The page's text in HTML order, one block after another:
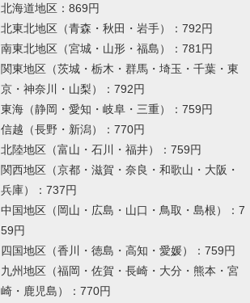
北海道地区：869円
北東北地区（青森・秋田・岩手）：792円
南東北地区（宮城・山形・福島）：781円
関東地区（茨城・栃木・群馬・埼玉・千葉・東
京・神奈川・山梨）：792円
東海（静岡・愛知・岐阜・三重）：759円
信越（長野・新潟）：770円
北陸地区（富山・石川・福井）：759円
関西地区（京都・滋賀・奈良・和歌山・大阪・
兵庫）：737円
中国地区（岡山・広島・山口・鳥取・島根）：7
59円
四国地区（香川・徳島・高知・愛媛）：759円
九州地区（福岡・佐賀・長崎・大分・熊本・宮
崎・鹿児島）：770円